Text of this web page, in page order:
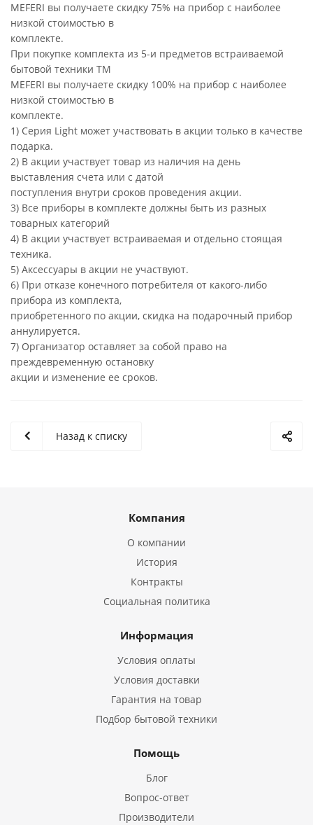
MEFERI вы получаете скидку 75% на прибор с наиболее
низкой стоимостью в
комплекте.
При покупке комплекта из 5-и предметов встраиваемой
бытовой техники ТМ
MEFERI вы получаете скидку 100% на прибор с наиболее
низкой стоимостью в
комплекте.
1) Серия Light может участвовать в акции только в качестве
подарка.
2) В акции участвует товар из наличия на день
выставления счета или с датой
поступления внутри сроков проведения акции.
3) Все приборы в комплекте должны быть из разных
товарных категорий
4) В акции участвует встраиваемая и отдельно стоящая
техника.
5) Аксессуары в акции не участвуют.
6) При отказе конечного потребителя от какого-либо
прибора из комплекта,
приобретенного по акции, скидка на подарочный прибор
аннулируется.
7) Организатор оставляет за собой право на
преждевременную остановку
акции и изменение ее сроков.
Назад к списку
Компания
О компании
История
Контракты
Социальная политика
Информация
Условия оплаты
Условия доставки
Гарантия на товар
Подбор бытовой техники
Помощь
Блог
Вопрос-ответ
Производители